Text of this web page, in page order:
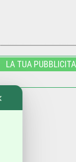
LA TUA